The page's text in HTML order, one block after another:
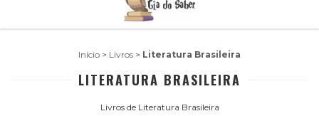
Início > Livros > Literatura Brasileira
LITERATURA BRASILEIRA
Livros de Literatura Brasileira